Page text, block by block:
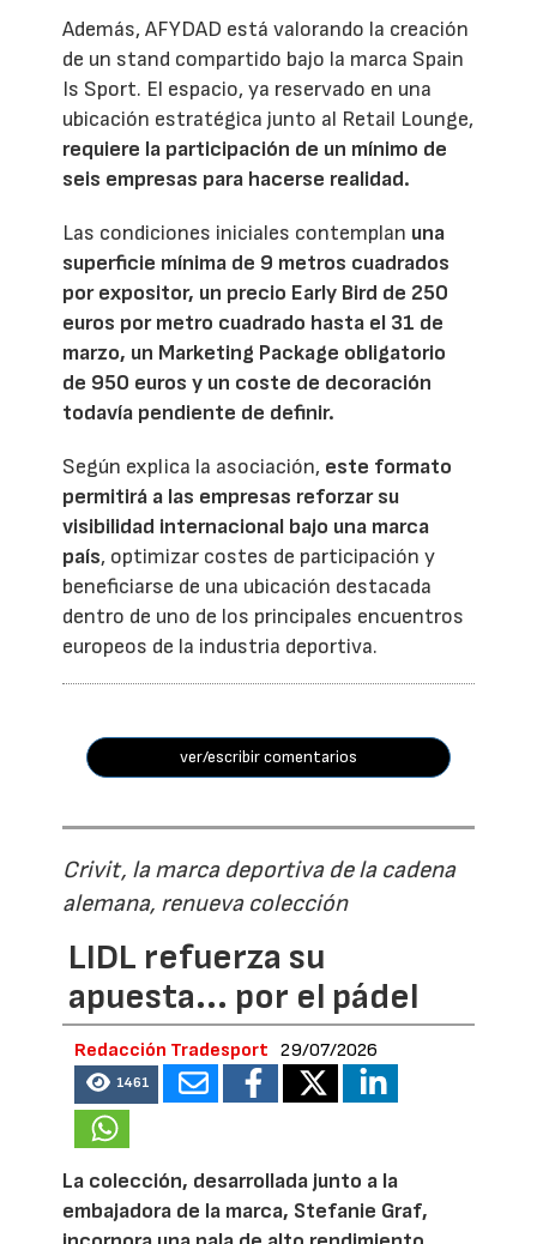
Además, AFYDAD está valorando la creación
de un stand compartido bajo la marca Spain
Is Sport. El espacio, ya reservado en una
ubicación estratégica junto al Retail Lounge,
requiere la participación de un mínimo de
seis empresas para hacerse realidad.
Las condiciones iniciales contemplan una
superficie mínima de 9 metros cuadrados
por expositor, un precio Early Bird de 250
euros por metro cuadrado hasta el 31 de
marzo, un Marketing Package obligatorio
de 950 euros y un coste de decoración
todavía pendiente de definir.
Según explica la asociación, este formato
permitirá a las empresas reforzar su
visibilidad internacional bajo una marca
país, optimizar costes de participación y
beneficiarse de una ubicación destacada
dentro de uno de los principales encuentros
europeos de la industria deportiva.
ver/escribir comentarios
Crivit, la marca deportiva de la cadena
alemana, renueva colección
LIDL refuerza su
apuesta... por el pádel
Redacción Tradesport 29/07/2026
1461
La colección, desarrollada junto a la
embajadora de la marca, Stefanie Graf,